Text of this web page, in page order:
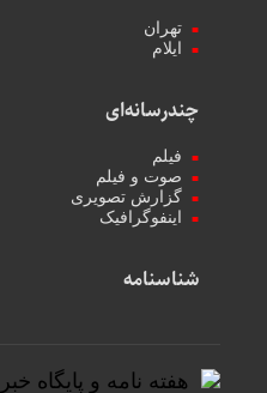
تهران
ایلام
چندرسانه‌ای
فیلم
صوت و فیلم
گزارش تصویری
اینفوگرافیک
شناسنامه